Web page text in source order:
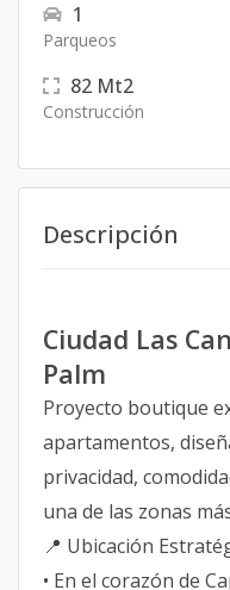
1
Parqueos
82 Mt2
Construcción
Descripción
Ciudad Las
Palm
Proyecto boutique
apartamentos,
privacidad,
una de las zonas
📍 Ubicación
• En el corazón de